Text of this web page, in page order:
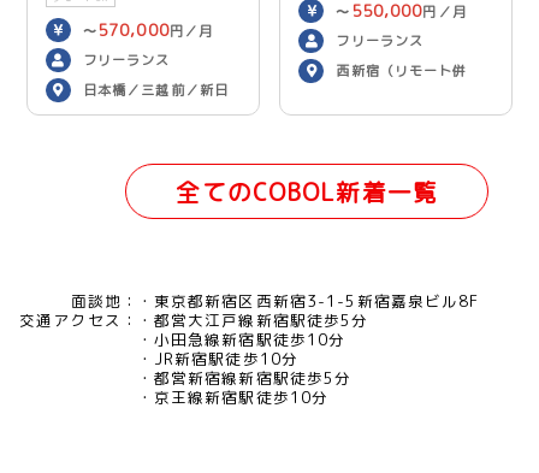
〜 570,000円／月
フリーランス
日本橋／三越前／新日
本橋（リモート併用）
〜 550,000円／月
フリーランス
西新宿（リモート併
全てのCOBOL新着一覧
面談地：
東京都新宿区西新宿3-1-5新宿嘉泉ビル8F
交通アクセス：
都営大江戸線新宿駅徒歩5分
小田急線新宿駅徒歩10分
JR新宿駅徒歩10分
都営新宿線新宿駅徒歩5分
京王線新宿駅徒歩10分